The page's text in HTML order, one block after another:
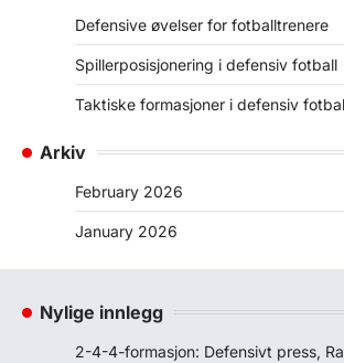
Defensive øvelser for fotballtrenere
Spillerposisjonering i defensiv fotball
Taktiske formasjoner i defensiv
Arkiv
February 2026
January 2026
Nylige innlegg
2-4-4-formasjon: Defensivt press,